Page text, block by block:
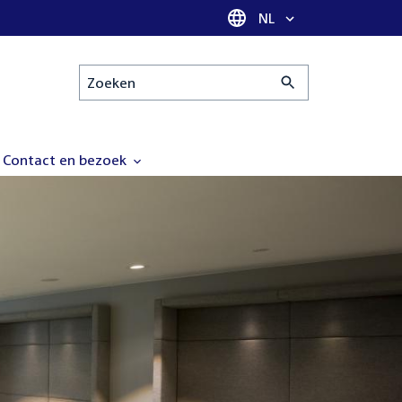
Taal selectie
NL
Zoeken
Contact en bezoek